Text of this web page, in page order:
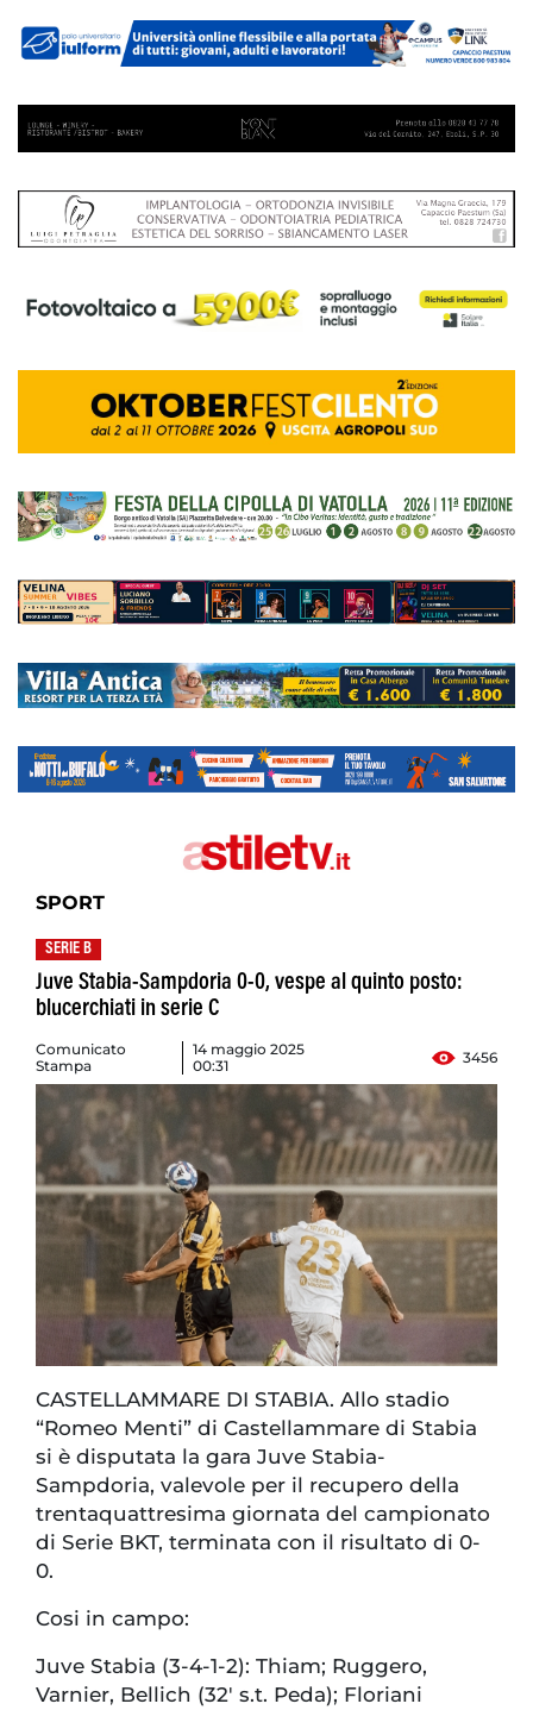
SPORT
SERIE B
Juve Stabia-Sampdoria 0-0, vespe al quinto posto:
blucerchiati in serie C
Comunicato
Stampa
14 maggio 2025
00:31
3456
CASTELLAMMARE DI STABIA. Allo stadio
“Romeo Menti” di Castellammare di Stabia
si è disputata la gara Juve Stabia-
Sampdoria, valevole per il recupero della
trentaquattresima giornata del campionato
di Serie BKT, terminata con il risultato di 0-
0.
Cosi in campo:
Juve Stabia (3-4-1-2): Thiam; Ruggero,
Varnier, Bellich (32′ s.t. Peda); Floriani